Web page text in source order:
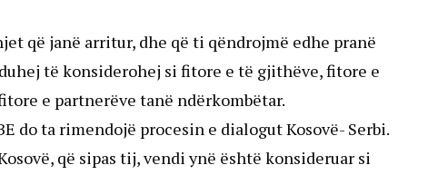
që janë arritur, dhe që ti qëndrojmë edhe pranë
të konsiderohej si fitore e të gjithëve, fitore e
e partnerëve tanë ndërkombëtar.
do ta rimendojë procesin e dialogut Kosovë- Serbi.
që sipas tij, vendi ynë është konsideruar si